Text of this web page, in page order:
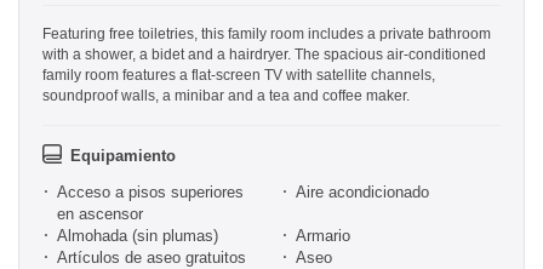
Featuring free toiletries, this family room includes a private bathroom
with a shower, a bidet and a hairdryer. The spacious air-conditioned
family room features a flat-screen TV with satellite channels,
soundproof walls, a minibar and a tea and coffee maker.
Equipamiento
Acceso a pisos superiores
en ascensor
Aire acondicionado
Almohada (sin plumas)
Armario
Artículos de aseo gratuitos
Aseo